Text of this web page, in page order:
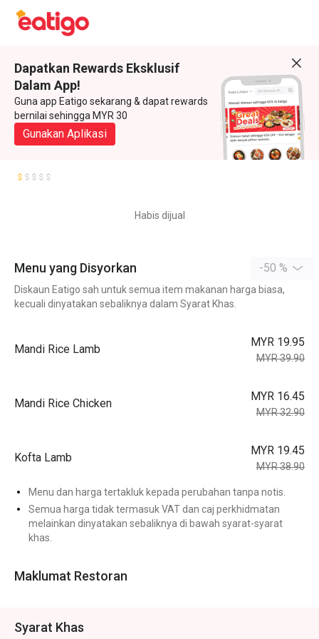
Dapatkan Rewards Eksklusif
Dalam App!
Guna app Eatigo sekarang & dapat rewards
bernilai sehingga MYR 30
Gunakan Aplikasi
Habis dijual
Menu yang Disyorkan -50 %
Diskaun Eatigo sah untuk semua item makanan harga biasa,
kecuali dinyatakan sebaliknya dalam Syarat Khas.
Mandi Rice Lamb
MYR 19.95
MYR 39.90
Mandi Rice Chicken
MYR 16.45
MYR 32.90
Kofta Lamb
MYR 19.45
MYR 38.90
Menu dan harga tertakluk kepada perubahan tanpa notis.
Semua harga tidak termasuk VAT dan caj perkhidmatan
melainkan dinyatakan sebaliknya di bawah syarat-syarat
khas.
Maklumat Restoran
Syarat Khas